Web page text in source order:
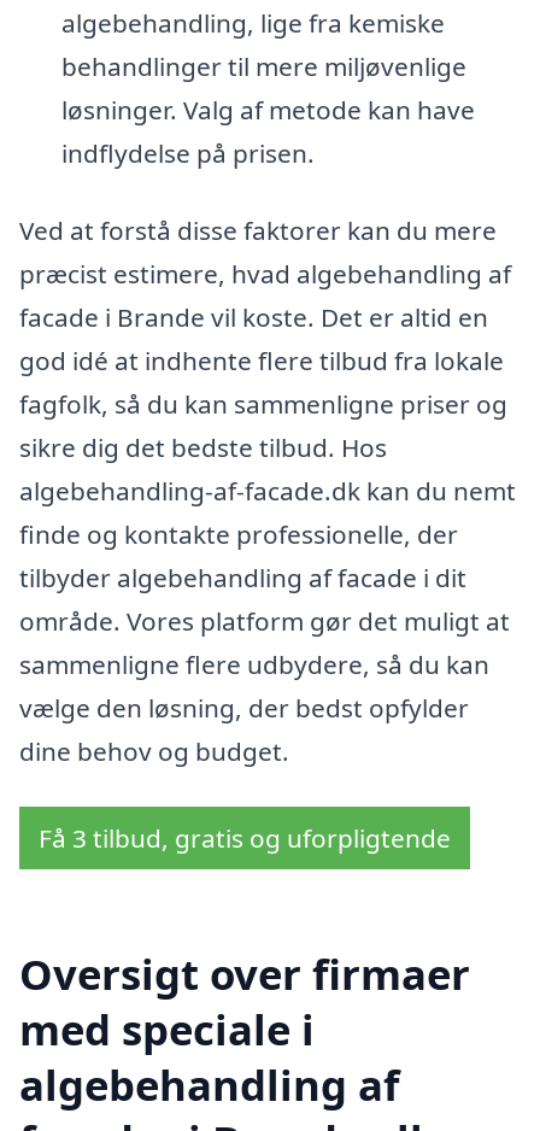
algebehandling, lige fra kemiske
behandlinger til mere miljøvenlige
løsninger. Valg af metode kan have
indflydelse på prisen.
Ved at forstå disse faktorer kan du mere
præcist estimere, hvad algebehandling af
facade i Brande vil koste. Det er altid en
god idé at indhente flere tilbud fra lokale
fagfolk, så du kan sammenligne priser og
sikre dig det bedste tilbud. Hos
algebehandling-af-facade.dk kan du nemt
finde og kontakte professionelle, der
tilbyder algebehandling af facade i dit
område. Vores platform gør det muligt at
sammenligne flere udbydere, så du kan
vælge den løsning, der bedst opfylder
dine behov og budget.
Få 3 tilbud, gratis og uforpligtende
Oversigt over firmaer
med speciale i
algebehandling af